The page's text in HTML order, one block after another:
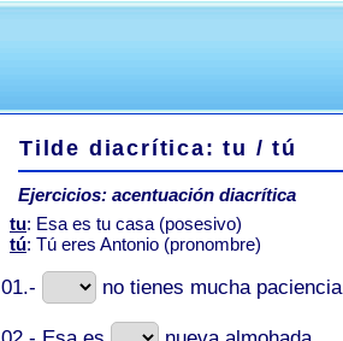
Tilde diacrítica: tu / tú
Ejercicios: acentuación diacrítica
tu: Esa es tu casa (posesivo)
tú: Tú eres Antonio (pronombre)
01.- no tienes mucha paciencia